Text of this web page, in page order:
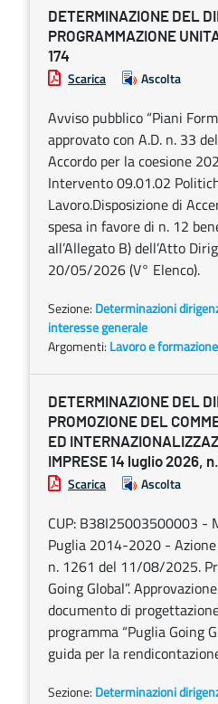
DETERMINAZIONE DEL
PROGRAMMAZIONE
174
Scarica Ascolta
Avviso pubblico “Piani
approvato con A.D. n. 33
Accordo per la coesione
Intervento 09.01.02
Lavoro.Disposizione di
spesa in favore di n. 12
all’Allegato B) dell’Atto
20/05/2026 (V° Elenco).
Sezione: Determinazioni
interesse generale
Argomenti: Lavoro e
DETERMINAZIONE DEL
PROMOZIONE DEL
ED
IMPRESE 14 luglio 2026,
Scarica Ascolta
CUP: B38I25003500003 -
Puglia 2014-2020 -
n. 1261 del 11/08/2025.
Going Global”.
documento di
programma “Puglia Going
guida per la
Sezione: Determinazioni